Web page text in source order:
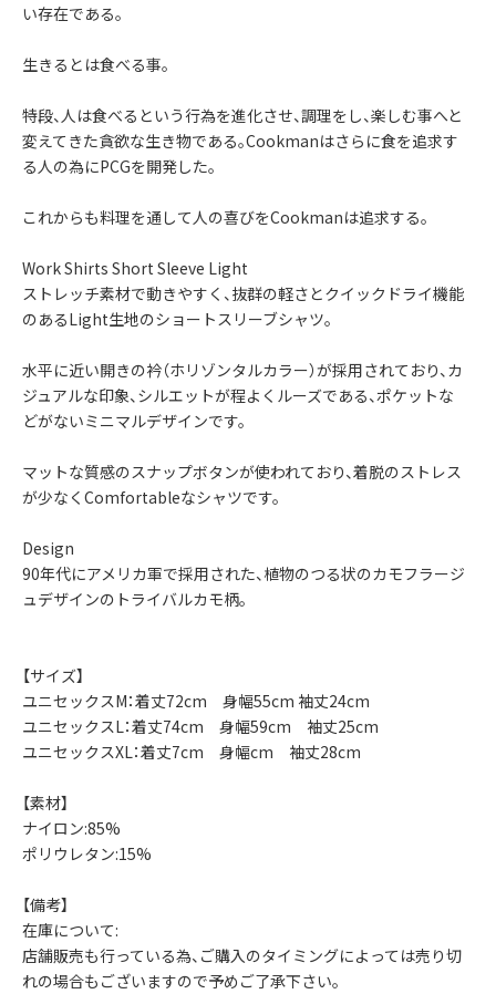
い存在である。
生きるとは食べる事。
特段、人は食べるという行為を進化させ、調理をし、楽しむ事へと
変えてきた貪欲な生き物である。Cookmanはさらに食を追求す
る人の為にPCGを開発した。
これからも料理を通して人の喜びをCookmanは追求する。
Work Shirts Short Sleeve Light
ストレッチ素材で動きやすく、抜群の軽さとクイックドライ機能
のあるLight生地のショートスリーブシャツ。
水平に近い開きの衿（ホリゾンタルカラー）が採用されており、カ
ジュアルな印象、シルエットが程よくルーズである、ポケットな
どがないミニマルデザインです。
マットな質感のスナップボタンが使われており、着脱のストレス
が少なくComfortableなシャツです。
Design
90年代にアメリカ軍で採用された、植物のつる状のカモフラージ
ュデザインのトライバルカモ柄。
【サイズ】
ユニセックスM：着丈72cm 身幅55cm 袖丈24cm
ユニセックスL：着丈74cm 身幅59cm 袖丈25cm
ユニセックスXL：着丈7cm 身幅cm 袖丈28cm
【素材】
ナイロン:85%
ポリウレタン:15%
【備考】
在庫について:
店舗販売も行っている為、ご購入のタイミングによっては売り切
れの場合もございますので予めご了承下さい。